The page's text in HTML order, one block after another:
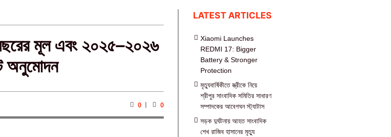
মূল এবং ২০২৫–২০২৬
অনুমোদন
0 0
LATEST ARTICLES
Xiaomi Launches
REDMI 17: Bigger
Battery & Stronger
Protection
মৃত্যুবার্ষিকীতে স্ত্রীকে নিয়ে
শ্রীপুর সাংবাদিক সমিতির সাধারণ
সম্পাদকের আবেগঘন স্ট্যাটাস
সড়ক দুর্ঘটনায় আহত সাংবাদিক
শেখ রাজিব হাসানের মৃত্যু